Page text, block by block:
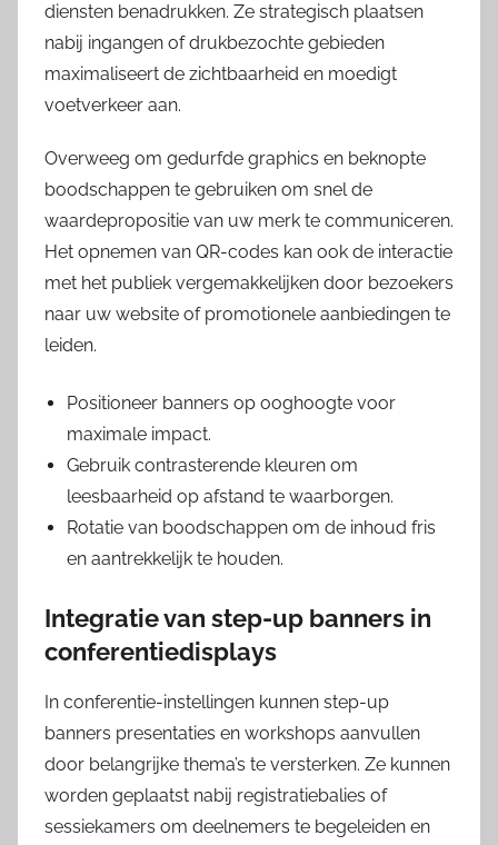
diensten benadrukken. Ze strategisch plaatsen
nabij ingangen of drukbezochte gebieden
maximaliseert de zichtbaarheid en moedigt
voetverkeer aan.
Overweeg om gedurfde graphics en beknopte
boodschappen te gebruiken om snel de
waardepropositie van uw merk te communiceren.
Het opnemen van QR-codes kan ook de interactie
met het publiek vergemakkelijken door bezoekers
naar uw website of promotionele aanbiedingen te
leiden.
Positioneer banners op ooghoogte voor
maximale impact.
Gebruik contrasterende kleuren om
leesbaarheid op afstand te waarborgen.
Rotatie van boodschappen om de inhoud fris
en aantrekkelijk te houden.
Integratie van step-up banners in
conferentiedisplays
In conferentie-instellingen kunnen step-up
banners presentaties en workshops aanvullen
door belangrijke thema’s te versterken. Ze kunnen
worden geplaatst nabij registratiebalies of
sessiekamers om deelnemers te begeleiden en